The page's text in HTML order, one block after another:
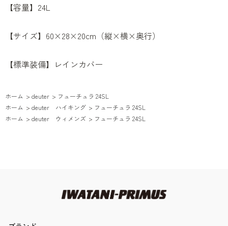
【容量】24L
【サイズ】60×28×20cm（縦×横×奥行）
【標準装備】レインカバー
ホーム > deuter > フューチュラ 24SL
ホーム > deuter ハイキング > フューチュラ 24SL
ホーム > deuter ウィメンズ > フューチュラ 24SL